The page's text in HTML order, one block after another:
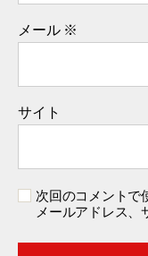
メール ※
サイト
次回のコメントで
メールアドレス、